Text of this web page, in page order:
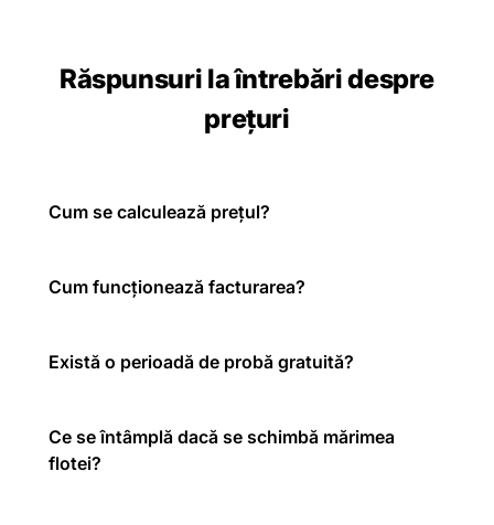
Răspunsuri la întrebări despre
prețuri
Cum se calculează prețul?
Cum funcționează facturarea?
Există o perioadă de probă gratuită?
Ce se întâmplă dacă se schimbă mărimea
flotei?